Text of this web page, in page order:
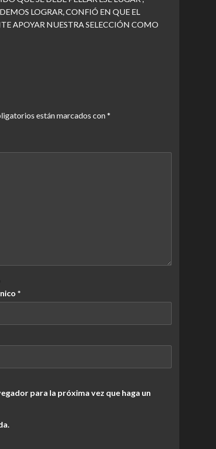
LOGRAR, CONFIÓ EN QUE EL
APOYAR NUESTRA SELECCIÓN COMO
están marcados con*
*
para la próxima vez que haga un